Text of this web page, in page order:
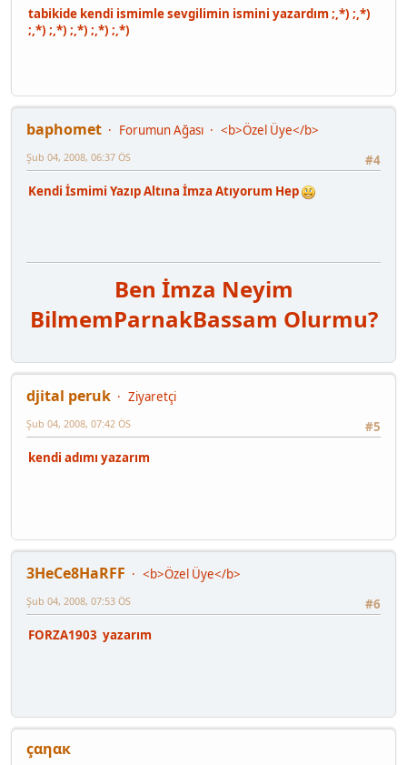
tabikide kendi ismimle sevgilimin ismini yazardım ;,*) ;,*)
;,*) ;,*) ;,*) ;,*) ;,*)
baphomet Forumun Ağası
<b>Özel Üye</b>
#4
Şub 04, 2008, 06:37 ÖS
Kendi İsmimi Yazıp Altına İmza Atıyorum Hep
Ben İmza Neyim
BilmemParnakBassam Olurmu?
djital peruk
Ziyaretçi
#5
Şub 04, 2008, 07:42 ÖS
kendi adımı yazarım
3HeCe8HaRFF
<b>Özel Üye</b>
#6
Şub 04, 2008, 07:53 ÖS
FORZA1903 yazarım
çαηαк